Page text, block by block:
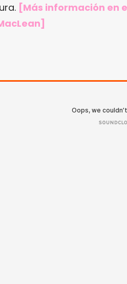
[Más información en